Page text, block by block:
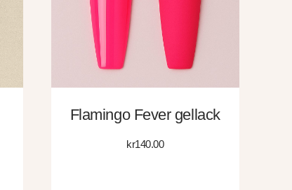
Flamingo Fever gellack
kr140.00